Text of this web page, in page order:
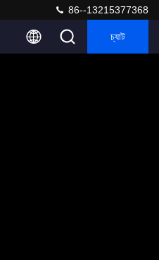
86--13215377368
চ্যাট